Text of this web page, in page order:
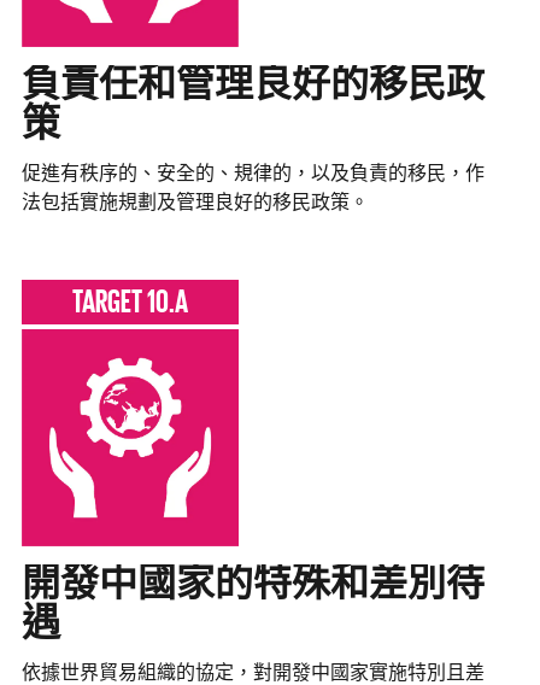
負責任和管理良好的移民政
策
促進有秩序的、安全的、規律的，以及負責的移民，作
法包括實施規劃及管理良好的移民政策。
TARGET 10.A
開發中國家的特殊和差別待
遇
依據世界貿易組織的協定，對開發中國家實施特別且差